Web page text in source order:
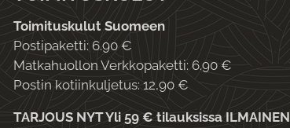
Toimituskulut Suomeen
Postipaketti: 6.90 €
Matkahuollon Verkkopaketti: 6.90 €
Postin kotiinkuljetus: 12,90 €
TARJOUS NYT Yli 59 € tilauksissa ILMAINEN